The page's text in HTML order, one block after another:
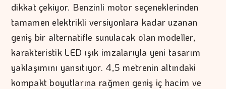
dikkat çekiyor. Benzinli motor seçeneklerinden
tamamen elektrikli versiyonlara kadar uzanan
geniş bir alternatifle sunulacak olan modeller,
karakteristik LED ışık imzalarıyla yeni tasarım
yaklaşımını yansıtıyor. 4,5 metrenin altındaki
kompakt boyutlarına rağmen geniş iç hacim ve